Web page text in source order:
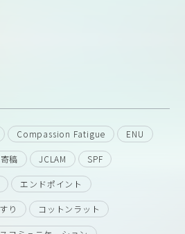
Compassion Fatigue ENU
稿 JCLAM SPF
エンドポイント
り コットンラット